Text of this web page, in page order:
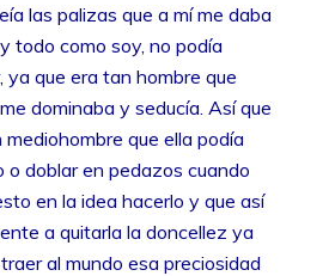
las palizas que a mí me daba
todo como soy, no podía
ya que era tan hombre que
dominaba y seducía. Así que
mediohombre que ella podía
o doblar en pedazos cuando
en la idea hacerlo y que así
a quitarla la doncellez ya
al mundo esa preciosidad